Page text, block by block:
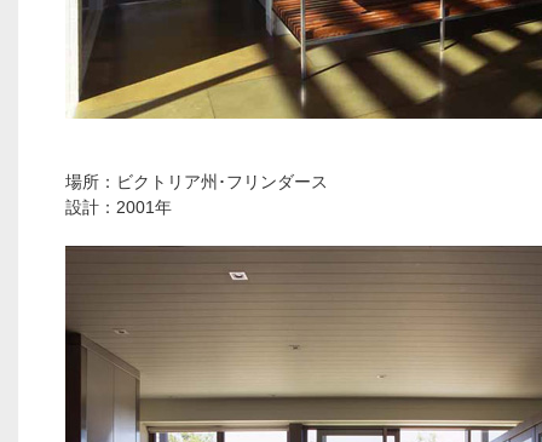
場所：ビクトリア州･フリンダース
設計：2001年